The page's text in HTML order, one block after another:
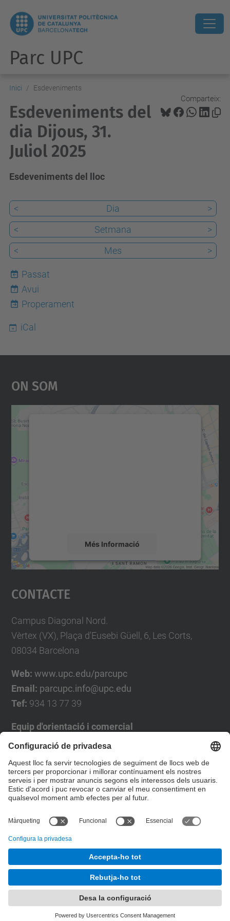
Parc UPC
Inici Esdeveniments
Comparteix:
Esdeveniments del
dia Dijous, 31.
Juliol 2025
Esdeveniments del lloc
< Dia
>
<
Setmana
>
<
Mes >
Passat
7
Avui
Properament
iCal
On Som
Més Informació
Accepta
powered by
Contacte
Campus Diagonal Nord.
Vèrtex (VX), Plaça d'Eusebi Güell, 6, Les Corts,
08034 Barcelona
Web: www.upc.edu/parcupc
Email: parcupc.info@upc.edu
Tef: 934 13 77 39
Equip d'orientació i comercial
José Luís Grande
Tel. 93 4137194
jose.luis.grande@upc.edu
Formulari de contacte
Desenvolupat amb